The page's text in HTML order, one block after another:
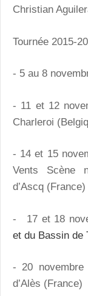
Christian
Tournée 2015-
- 5 au 8
- 11 et 12
Charleroi
- 14 et 15
Vents Scène
d’Ascq (France)
- 17 et 18
et du Bassin de
- 20 novembre
d’Alès (France)